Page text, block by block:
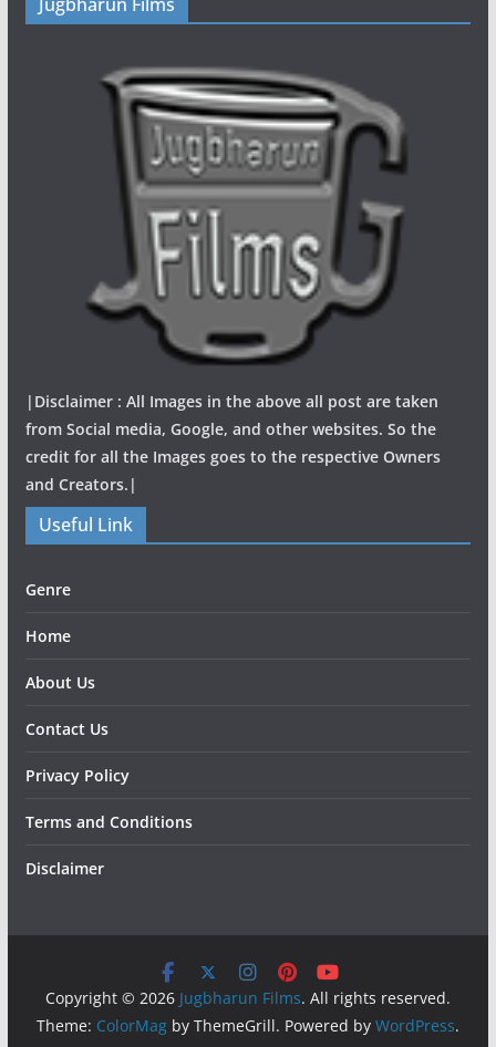
|Disclaimer : All Images in the above all post are taken
from Social media, Google, and other websites. So the
credit for all the Images goes to the respective Owners
and Creators.|
Useful Link
Genre
Home
About Us
Contact Us
Privacy Policy
Terms and Conditions
Disclaimer
Copyright © 2026 Jugbharun Films. All rights reserved.
Theme: ColorMagby ThemeGrill. Powered by WordPress.